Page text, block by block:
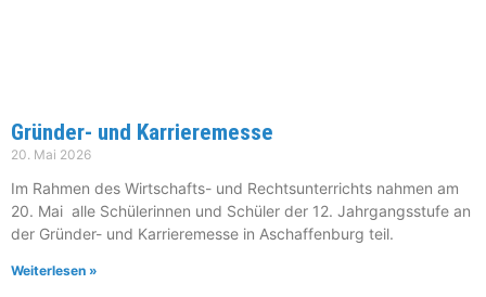
Gründer- und Karrieremesse
20. Mai 2026
Im Rahmen des Wirtschafts- und Rechtsunterrichts nahmen am
20. Mai alle Schülerinnen und Schüler der 12. Jahrgangsstufe an
der Gründer- und Karrieremesse in Aschaffenburg teil.
Weiterlesen »